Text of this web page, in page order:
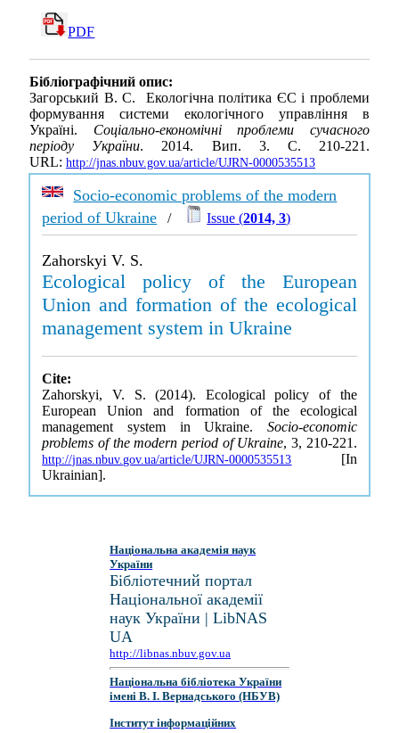
PDF
Бібліографічний опис:
Загорський В. С. Екологічна політика ЄС і проблеми
формування системи екологічного управління в
Україні. Соціально-економічні проблеми сучасного
періоду України. 2014. Вип. 3. С. 210-221.
URL: http://jnas.nbuv.gov.ua/article/UJRN-0000535513
Socio-economic problems of the modern
period of Ukraine / Issue (2014, 3)
Zahorskyi V. S.
Ecological policy of the European
Union and formation of the ecological
management system in Ukraine
Cite:
Zahorskyi, V. S. (2014). Ecological policy of the
European Union and formation of the ecological
management system in Ukraine. Socio-economic
problems of the modern period of Ukraine, 3, 210-221.
http://jnas.nbuv.gov.ua/article/UJRN-0000535513 [In
Ukrainian].
Національна академія наук
України
Бібліотечний портал
Національної академії
наук України | LibNAS
UA
http://libnas.nbuv.gov.ua
Національна бібліотека України
імені В. І. Вернадського (НБУВ)
Інститут інформаційних